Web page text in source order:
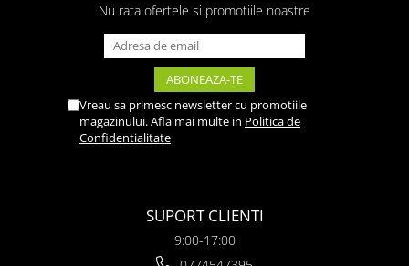
Nu rata ofertele si promotiile noastre
Vreau sa primesc newsletter cu promotiile
magazinului. Afla mai multe in Politica de
Confidentialitate
SUPORT CLIENTI
9:00-17:00